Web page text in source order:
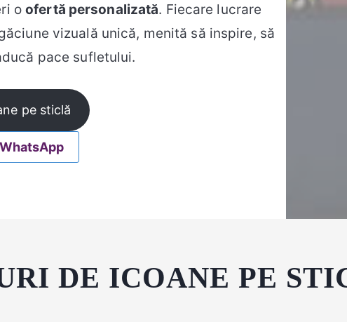
oofertă personalizată. Fiecare lucrare
vizuală unică, menită să inspire, să
pace sufletului.
pe sticlă
WhatsApp
DE ICOANE PE